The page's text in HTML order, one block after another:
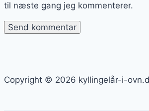
til næste gang jeg kommenterer.
Copyright © 2026 kyllingelår-i-